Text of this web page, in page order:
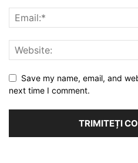
Save my name, email, and
next time I comment.